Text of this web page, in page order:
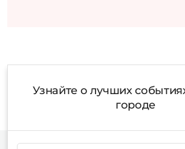
Узнайте о лучших
городе